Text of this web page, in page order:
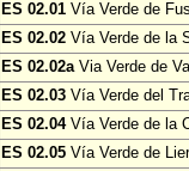
ES 02.01 Vía Verde de
ES 02.02 Vía Verde de la
ES 02.02aVia Verde de
ES 02.03 Vía Verde del
ES 02.04Vía Verde de la
ES 02.05 Vía Verde de